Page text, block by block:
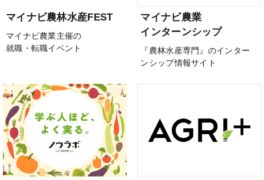
マイナビ農林水産FEST
マイナビ農業主催の
就職・転職イベント
マイナビ農業
インターンシップ
『農林水産専門』のインター
ンシップ情報サイト